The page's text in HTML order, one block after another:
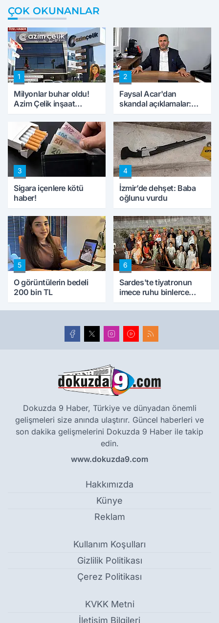
ÇOK OKUNANLAR
1
Milyonlar buhar oldu!
Azim Çelik inşaat
konuştu
2
Faysal Acar'dan
skandal açıklamalar:
peynircilerimizi de
kıskaca aldı, müdahale
ettik'
3
Sigara içenlere kötü
haber!
4
İzmir’de dehşet: Baba
oğlunu vurdu
5
O görüntülerin bedeli
200 bin TL
6
Sardes'te tiyatronun
imece ruhu binlerce
Dokuzda 9 Haber, Türkiye ve dünyadan önemli
gelişmeleri size anında ulaştırır. Güncel haberleri ve
son dakika gelişmelerini Dokuzda 9 Haber ile takip
edin.
www.dokuzda9.com
Hakkımızda
Künye
Reklam
Kullanım Koşulları
Gizlilik Politikası
Çerez Politikası
KVKK Metni
İletişim Bilgileri